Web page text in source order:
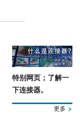
特别网页；了解一
下连接器。
更多